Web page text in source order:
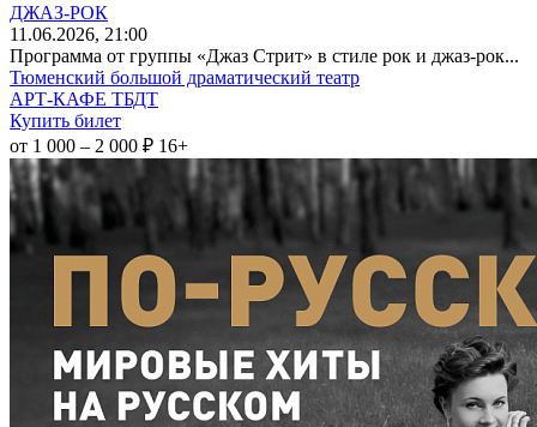
ДЖАЗ-РОК
11 .06.2026, 21:00
Программа от группы «Джаз Стрит» в стиле рок и джаз-рок...
Тюменский большой драматический театр
АРТ-КАФЕ ТБДТ
Купить билет
от 1 000 – 2 000 ₽ 16+